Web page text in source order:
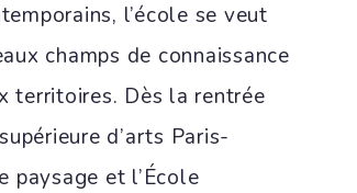
l’école se veut
champs de connaissance
territoires. Dès la rentrée
d’arts Paris-
paysage et l’École